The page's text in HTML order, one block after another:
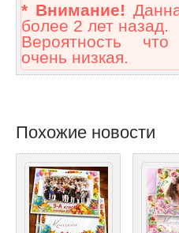
* Внимание!
более 2 лет назад.
Вероятность
очень низкая.
Похожие новости